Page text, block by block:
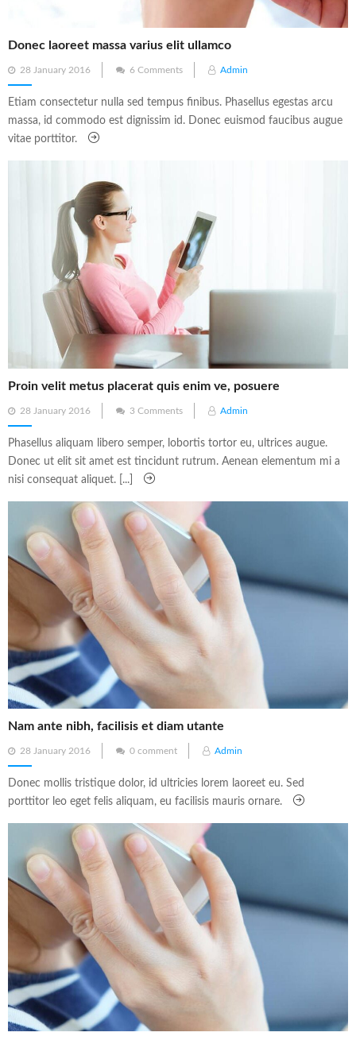
Donec laoreet massa varius elit ullamco
Posted
on
28 January 2016 6 Comments Admin
Etiam consectetur nulla sed tempus finibus. Phasellus egestas arcu
massa, id commodo est dignissim id. Donec euismod faucibus augue
vitae porttitor.
Proin velit metus placerat quis enim ve, posuere
Posted
on
28 January 2016 3 Comments Admin
Phasellus aliquam libero semper, lobortis tortor eu, ultrices augue.
Donec ut elit sit amet est tincidunt rutrum. Aenean elementum mi a
nisi consequat aliquet. [...]
Nam ante nibh, facilisis et diam utante
Posted
on
28 January 2016 0 comment Admin
Donec mollis tristique dolor, id ultricies lorem laoreet eu. Sed
porttitor leo eget felis aliquam, eu facilisis mauris ornare.